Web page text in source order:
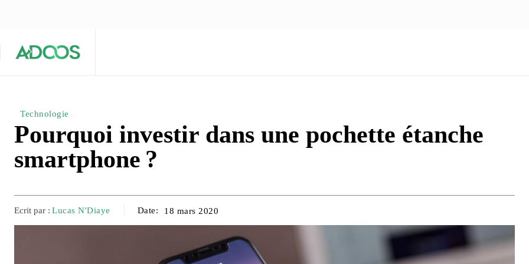
Technologie
Pourquoi investir dans une pochette étanche
smartphone ?
Ecrit par : Lucas N'Diaye Date: 18 mars 2020